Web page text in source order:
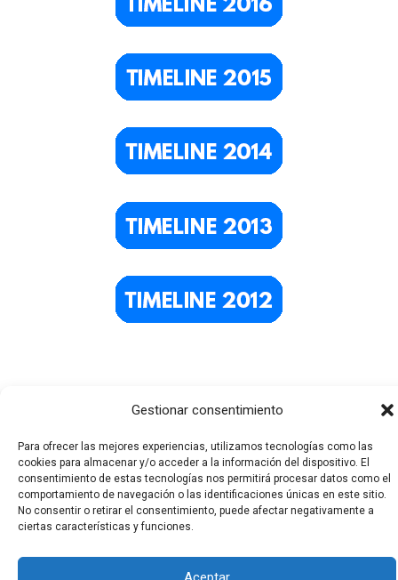
Gestionar consentimiento
Para ofrecer las mejores experiencias, utilizamos tecnologías como las
cookies para almacenar y/o acceder a la información del dispositivo. El
consentimiento de estas tecnologías nos permitirá procesar datos como el
comportamiento de navegación o las identificaciones únicas en este sitio.
No consentir o retirar el consentimiento, puede afectar negativamente a
ciertas características y funciones.
Todos los derechos © 2026 El Funerario Digital | Funciona
gracias aTema Astra para WordPress